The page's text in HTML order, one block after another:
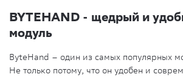
BYTEHAND - щедрый и
модуль
ByteHand – один из самых популярных
Не только потому, что он удобен и